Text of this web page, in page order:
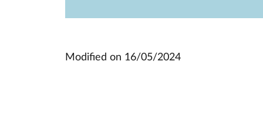
Modified on 16/05/2024